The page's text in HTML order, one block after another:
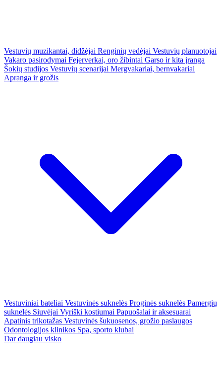
Vestuvių muzikantai, didžėjai Renginių vedėjai Vestuvių planuotojai
Vakaro pasirodymai Fejerverkai, oro žibintai Garso ir kita įranga
Šokių studijos Vestuvių scenarijai Mergvakariai, bernvakariai
Apranga ir grožis
Vestuviniai bateliai Vestuvinės suknelės Proginės suknelės Pamergių
suknelės Siuvėjai Vyriški kostiumai Papuošalai ir aksesuarai
Apatinis trikotažas Vestuvinės šukuosenos, grožio paslaugos
Odontologijos klinikos Spa, sporto klubai
Dar daugiau visko